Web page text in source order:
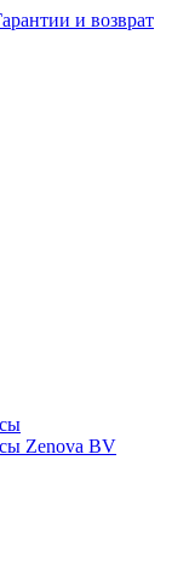
и возврат
Zenova BV